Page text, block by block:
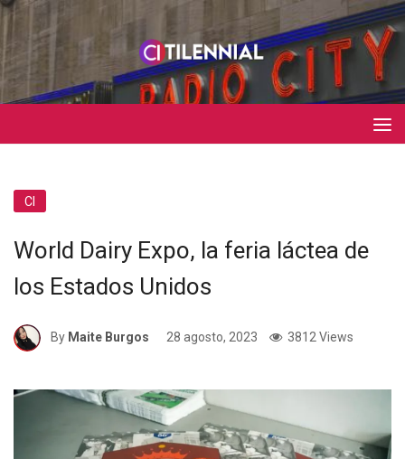
CI
World Dairy Expo, la feria láctea de
los Estados Unidos
By Maite Burgos 28 agosto, 2023 3812 Views